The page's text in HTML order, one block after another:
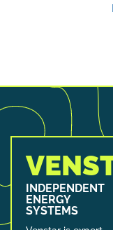
INDEPENDENT
ENERGY
SYSTEMS